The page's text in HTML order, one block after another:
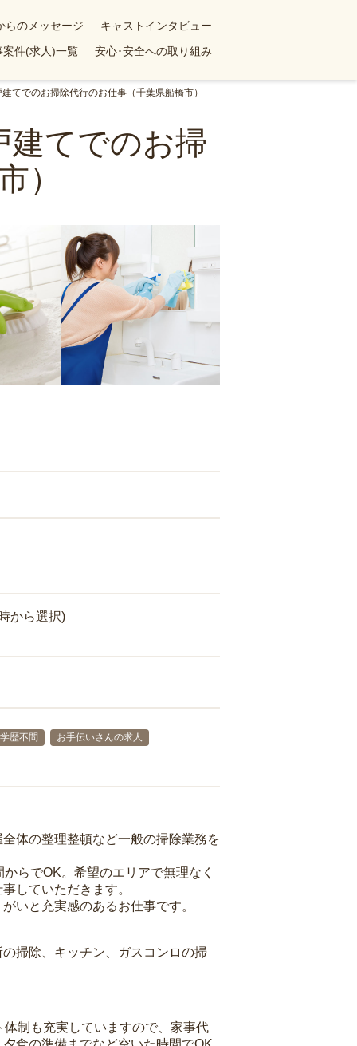
らのメッセージ
キャストインタビュー
案件(求人)一覧 安心･安全への取り組み
てでのお掃除代行のお仕事（千葉県船橋市）
建てでのお掃
）
から選択)
学歴不問
お手伝いさんの求人
体の整理整頓など一般の掃除業務を
らでOK。希望のエリアで無理なく
していただきます。
いと充実感のあるお仕事です。
掃除、キッチン、ガスコンロの掃
制も充実していますので、家事代